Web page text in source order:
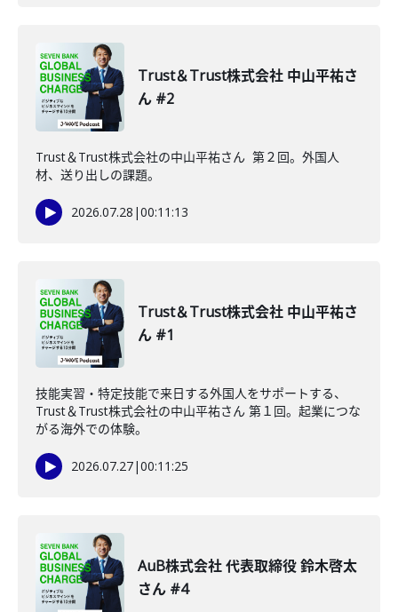
Trust＆Trust株式会社 中山平祐さ
ん #2
Trust＆Trust株式会社の中山平祐さん 第２回。外国人
材、送り出しの課題。
2026.07.28 |00:11:13
Trust＆Trust株式会社 中山平祐さ
ん #1
技能実習・特定技能で来日する外国人をサポートする、
Trust＆Trust株式会社の中山平祐さん 第１回。起業につな
がる海外での体験。
2026.07.27|00:11:25
AuB株式会社 代表取締役 鈴木啓太
さん #4